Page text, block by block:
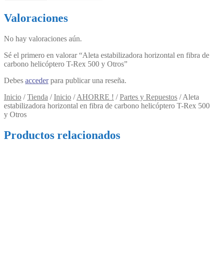
Valoraciones
No hay valoraciones aún.
Sé el primero en valorar “Aleta estabilizadora horizontal en fibra de
carbono helicóptero T-Rex 500 y Otros”
Debes accederpara publicar una reseña.
Inicio /Tienda /Inicio /AHORRE ! /Partes y Repuestos /Aleta
estabilizadora horizontal en fibra de carbono helicóptero T-Rex 500
y Otros
Productos relacionados